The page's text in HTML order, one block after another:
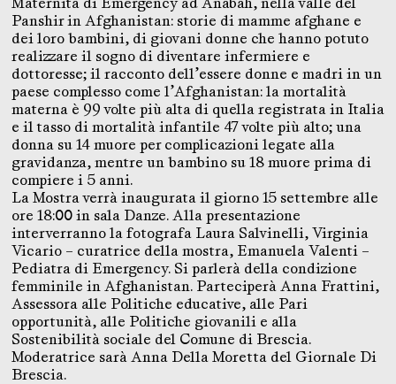
Panshir in Afghanistan: storie di mamme afghane e
dei loro bambini, di giovani donne che hanno potuto
realizzare il sogno di diventare infermiere e
dottoresse; il racconto dell’essere donne e madri in un
paese complesso come l’Afghanistan: la mortalità
materna è 99 volte più alta di quella registrata in Italia
e il tasso di mortalità infantile 47 volte più alto; una
donna su 14 muore per complicazioni legate alla
gravidanza, mentre un bambino su 18 muore prima di
compiere i 5 anni.
La Mostra verrà inaugurata il giorno 15 settembre alle
ore 18:00 in sala Danze. Alla presentazione
interverranno la fotografa Laura Salvinelli, Virginia
Vicario – curatrice della mostra, Emanuela Valenti –
Pediatra di Emergency. Si parlerà della condizione
femminile in Afghanistan. Parteciperà Anna Frattini,
Assessora alle Politiche educative, alle Pari
opportunità, alle Politiche giovanili e alla
Sostenibilità sociale del Comune di Brescia.
Moderatrice sarà Anna Della Moretta del Giornale Di
Brescia.